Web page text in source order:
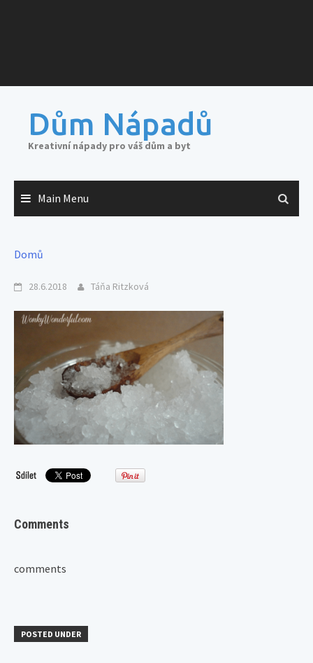
Dům Nápadů
Kreativní nápady pro váš dům a byt
Main Menu
Domů
28.6.2018 Táňa Ritzková
Comments
comments
POSTED UNDER